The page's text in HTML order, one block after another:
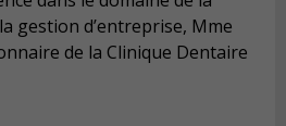
gestion d’entreprise, Mme
de la Clinique Dentaire